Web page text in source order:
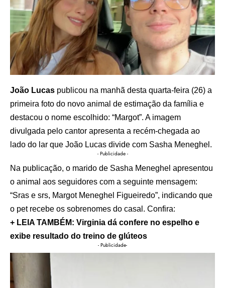
João Lucas publicou na manhã desta quarta-feira (26) a
primeira foto do novo animal de estimação da família e
destacou o nome escolhido: “Margot”. A imagem
divulgada pelo cantor apresenta a recém-chegada ao
lado do lar que João Lucas divide com Sasha Meneghel.
- Publicidade -
Na publicação, o marido de Sasha Meneghel apresentou
o animal aos seguidores com a seguinte mensagem:
“Sras e srs, Margot Meneghel Figueiredo”, indicando que
o pet recebe os sobrenomes do casal. Confira:
+ LEIA TAMBÉM: Virginia dá confere no espelho e
exibe resultado do treino de glúteos
- Publicidade-